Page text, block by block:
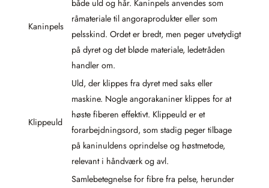
Kaninpels
både uld og hår. Kaninpels anvendes som
råmateriale til angoraprodukter eller som
pelsskind. Ordet er bredt, men peger utvetydigt
på dyret og det bløde materiale, ledetråden
handler om.
Klippeuld
Uld, der klippes fra dyret med saks eller
maskine. Nogle angorakaniner klippes for at
høste fiberen effektivt. Klippeuld er et
forarbejdningsord, som stadig peger tilbage
på kaninuldens oprindelse og høstmetode,
relevant i håndværk og avl.
Samlebetegnelse for fibre fra pelse, herunder